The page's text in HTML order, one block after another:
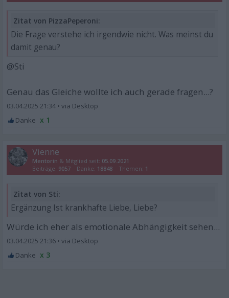
Zitat von PizzaPeperoni:
Die Frage verstehe ich irgendwie nicht. Was meinst du
damit genau?
@Sti
Genau das Gleiche wollte ich auch gerade fragen...?
03.04.2025 21:34 •
x 1
Vienne
Mentorin & Mitglied seit: 05.09.2021
Beiträge: 9057 Danke: 18848 Themen: 1
Zitat von Sti:
Ergänzung Ist krankhafte Liebe, Liebe?
Würde ich eher als emotionale Abhängigkeit sehen...
03.04.2025 21:36 •
x 3